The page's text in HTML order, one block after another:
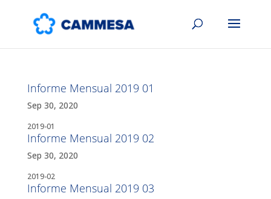
Informe Mensual 2019 01
Sep 30, 2020
2019-01
Informe Mensual 2019 02
Sep 30, 2020
2019-02
Informe Mensual 2019 03